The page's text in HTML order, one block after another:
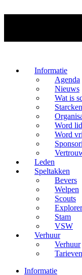
Informatie
Agenda
Nieuws
Wat is
Word
Word
Leden
Speltakken
Bevers
Welpen
Scouts
Stam
VSW
Verhuur
Verhuur
Tarieven
Informatie